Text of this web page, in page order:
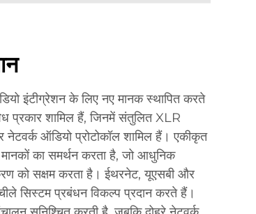
इंटीग्रेशन के लिए नए मानक स्थापित करते
प्रकार शामिल हैं, जिनमें संतुलित XLR
ऑडियो प्रोटोकॉल शामिल हैं। एकीकृत
का समर्थन करता है, जो आधुनिक
को सक्षम करता है। ईथरनेट, यूएसबी और
सिस्टम प्रबंधन विकल्प प्रदान करते हैं।